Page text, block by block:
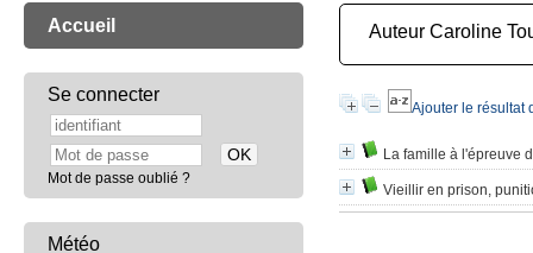
Auteur Caroline
Ajouter le résultat
La famille à l'épreuve
Vieillir en prison,
Accueil
Se connecter
Mot de passe oublié ?
Météo